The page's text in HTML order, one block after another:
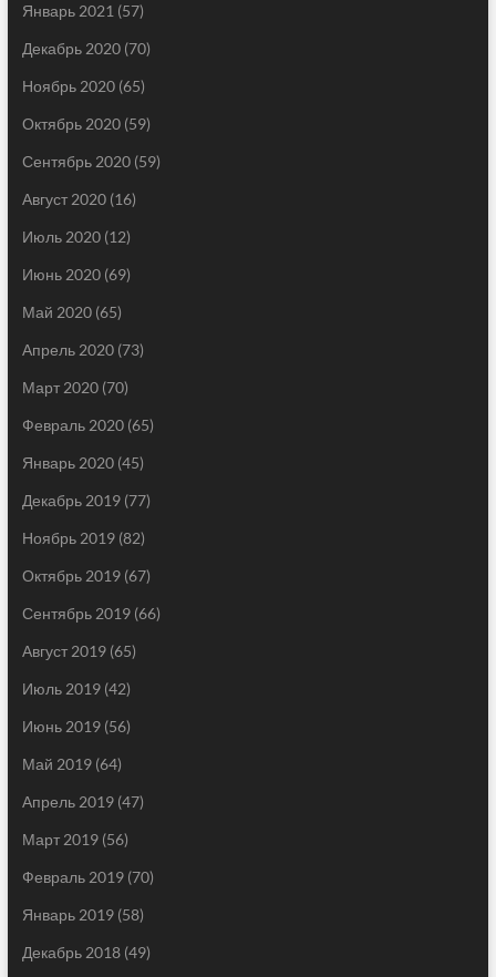
Январь 2021 (57)
Декабрь 2020(70)
Ноябрь 2020(65)
Октябрь 2020(59)
Сентябрь 2020(59)
Август 2020(16)
Июль 2020(12)
Июнь 2020(69)
Май 2020(65)
Апрель 2020(73)
Март 2020(70)
Февраль 2020(65)
Январь 2020(45)
Декабрь 2019(77)
Ноябрь 2019(82)
Октябрь 2019(67)
Сентябрь 2019(66)
Август 2019(65)
Июль 2019(42)
Июнь 2019(56)
Май 2019(64)
Апрель 2019(47)
Март 2019(56)
Февраль 2019(70)
Январь 2019(58)
Декабрь 2018(49)